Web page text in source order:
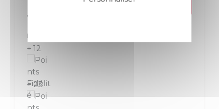
Prix
11,50 €
La bouteille de 75 cl
+ 12
+ 23